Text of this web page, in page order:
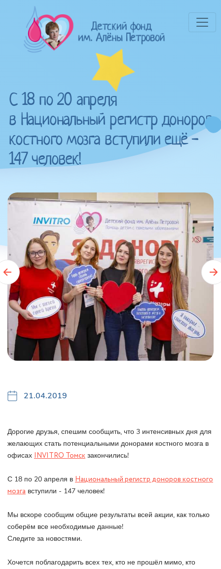
С 18 по 20 апреля
в Национальный регистр доноров
костного мозга вступили ещё -
147 человек!
21.04.2019
Дорогие друзья, спешим сообщить, что 3 интенсивных дня для
желающих стать потенциальными донорами костного мозга в
офисах INVITRO Томск закончились!
С 18 по 20 апреля в Национальный регистр доноров костного
мозга вступили - 147 человек!
Мы вскоре сообщим общие результаты всей акции, как только
соберём все необходимые данные!
Следите за новостями.
Хочется поблагодарить всех тех, кто не прошёл мимо, кто